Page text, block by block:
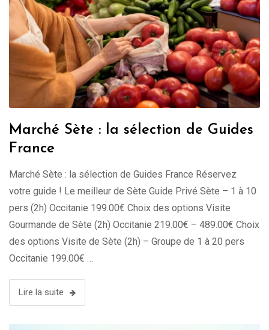
Marché Sète : la sélection de Guides
France
Marché Sète : la sélection de Guides France Réservez
votre guide ! Le meilleur de Sète Guide Privé Sète – 1 à 10
pers (2h) Occitanie 199.00€ Choix des options Visite
Gourmande de Sète (2h) Occitanie 219.00€ – 489.00€ Choix
des options Visite de Sète (2h) – Groupe de 1 à 20 pers
Occitanie 199.00€ …
Lire la suite